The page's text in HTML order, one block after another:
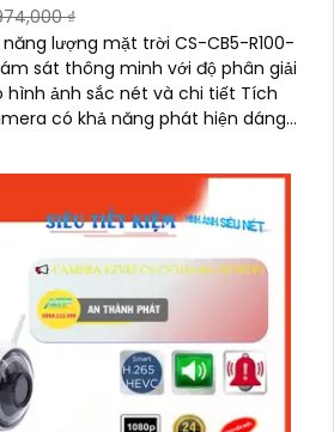
₫
lượng mặt trời CS-CB5-R100-
sát thông minh với độ phân giải
hình ảnh sắc nét và chi tiết Tích
có khả năng phát hiện dáng
nước IP65 phù hợp lắp đặt trong
Camera An Ninh CS-CB5-R100-
còi hú, đèn chớp báo động, Wifi
AI deep learning phân biệt người